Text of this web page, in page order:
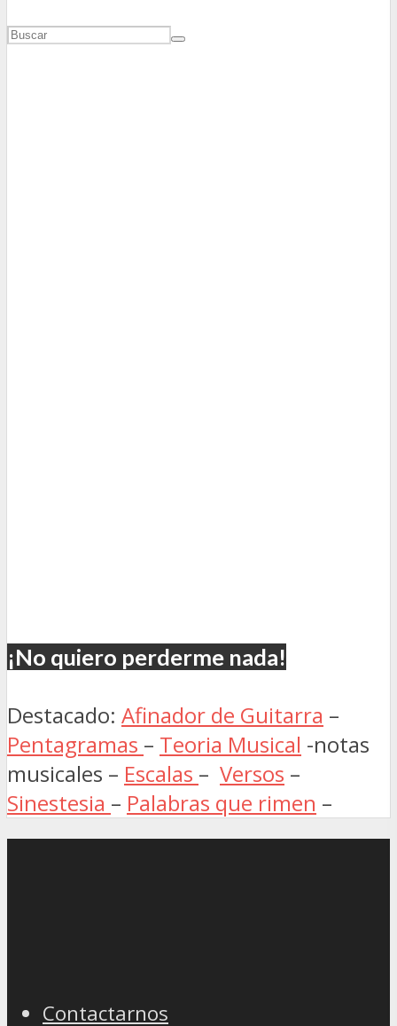
¡No quiero perderme nada!
Destacado: Afinador de Guitarra –
Pentagramas – Teoria Musical -notas
musicales – Escalas – Versos –
Sinestesia – Palabras que rimen –
Contactarnos